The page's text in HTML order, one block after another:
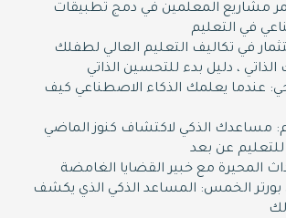
مشاريع المعلمين في دمج تطبيقات
في التعليم
في تكاليف التعليم العالي لطفلك
الذاتي ، دليل بدء للتحسين الذاتي
عندما يعلمك الذكاء الاصطناعي كيف
مساعدك الذكي لاكتشاف كنوز الماضي
للتعليم عن بعد
المحيرة مع خبير القضايا الغامضة
بورتر الخمس: المساعد الذكي الذي يكشف